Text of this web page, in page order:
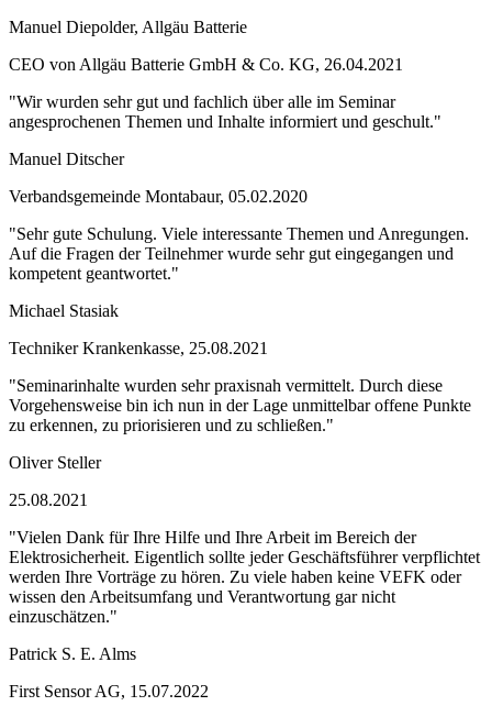
Manuel Diepolder, Allgäu Batterie
CEO von Allgäu Batterie GmbH & Co. KG, 26.04.2021
"Wir wurden sehr gut und fachlich über alle im Seminar
angesprochenen Themen und Inhalte informiert und geschult."
Manuel Ditscher
Verbandsgemeinde Montabaur, 05.02.2020
"Sehr gute Schulung. Viele interessante Themen und Anregungen.
Auf die Fragen der Teilnehmer wurde sehr gut eingegangen und
kompetent geantwortet."
Michael Stasiak
Techniker Krankenkasse, 25.08.2021
"Seminarinhalte wurden sehr praxisnah vermittelt. Durch diese
Vorgehensweise bin ich nun in der Lage unmittelbar offene Punkte
zu erkennen, zu priorisieren und zu schließen."
Oliver Steller
25.08.2021
"Vielen Dank für Ihre Hilfe und Ihre Arbeit im Bereich der
Elektrosicherheit. Eigentlich sollte jeder Geschäftsführer verpflichtet
werden Ihre Vorträge zu hören. Zu viele haben keine VEFK oder
wissen den Arbeitsumfang und Verantwortung gar nicht
einzuschätzen."
Patrick S. E. Alms
First Sensor AG, 15.07.2022